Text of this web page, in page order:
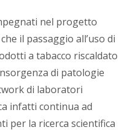
nel progetto
il passaggio all’uso di
a tabacco riscaldato
di patologie
di laboratori
infatti continua ad
per la ricerca scientifica